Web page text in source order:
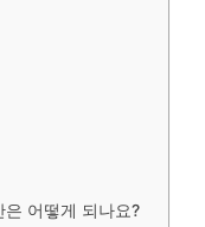
어떻게 되나요?